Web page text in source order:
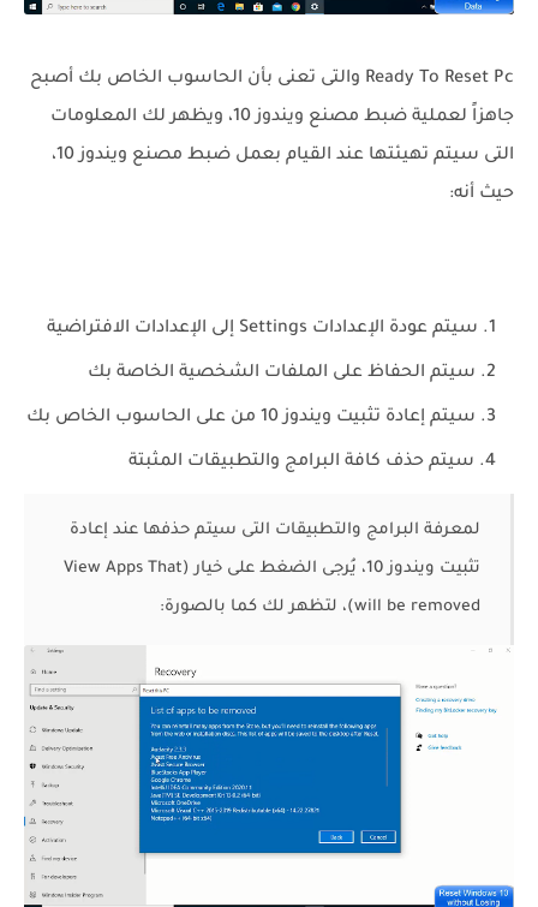
Ready To Reset Pc والتى تعنى بأن الحاسوب الخاص بك أصبح
جاهزاً لعملية ضبط مصنع ويندوز 10، ويظهر لك المعلومات
التى سيتم تهيئتها عند القيام بعمل ضبط مصنع ويندوز 10،
حيث أنه:
سيتم عودة الإعدادات Settings إلى الإعدادات الافتراضية
سيتم الحفاظ على الملفات الشخصية الخاصة بك
سيتم إعادة تثبيت ويندوز 10 من على الحاسوب الخاص بك
سيتم حذف كافة البرامج والتطبيقات المثبتة
لمعرفة البرامج والتطبيقات التى سيتم حذفها عند إعادة
تثبيت ويندوز 10، يُرجى الضغط على خيار (View Apps That
will be removed)، لتظهر لك كما بالصورة: